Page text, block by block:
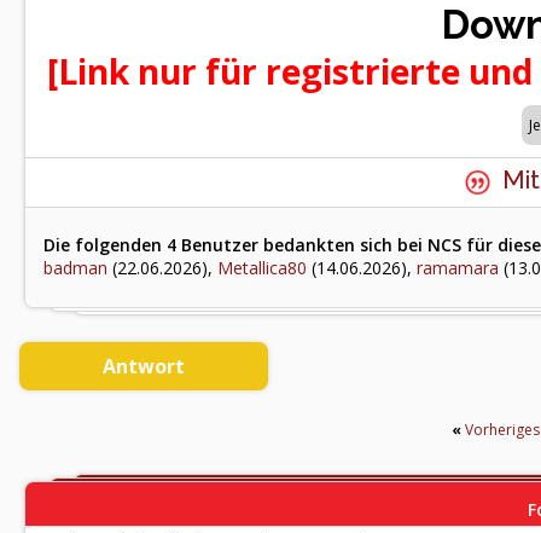
[Link nur für registrierte
Die folgenden 4 Benutzer bedankten sich bei NCS für
badman (22.06.2026), Metallica80 (14.06.2026), ramamara
Antwort
«